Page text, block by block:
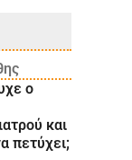
ο
και
πετύχει;